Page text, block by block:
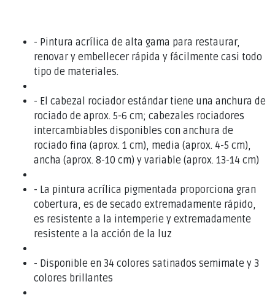
- Pintura acrílica de alta gama para restaurar,
renovar y embellecer rápida y fácilmente casi todo
tipo de materiales.
- El cabezal rociador estándar tiene una anchura de
rociado de aprox. 5-6 cm; cabezales rociadores
intercambiables disponibles con anchura de
rociado fina (aprox. 1 cm), media (aprox. 4-5 cm),
ancha (aprox. 8-10 cm) y variable (aprox. 13-14 cm)
- La pintura acrílica pigmentada proporciona gran
cobertura, es de secado extremadamente rápido,
es resistente a la intemperie y extremadamente
resistente a la acción de la luz
- Disponible en 34 colores satinados semimate y 3
colores brillantes